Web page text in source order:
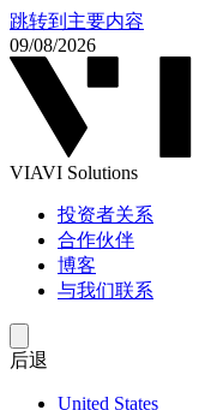
跳转到主要内容
09/08/2026
VIAVI Solutions
投资者关系
合作伙伴
博客
与我们联系
后退
United States